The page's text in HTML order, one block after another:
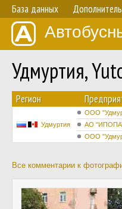
База данных
Удмуртия,
Регион
Удмуртия
ООО
АО
ООО
Все комментарии к